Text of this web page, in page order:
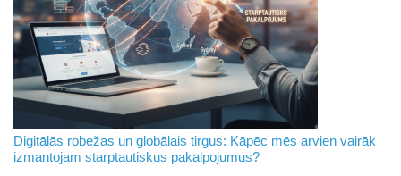
Digitālās robežas un globālais tirgus: Kāpēc mēs arvien vairāk
izmantojam starptautiskus pakalpojumus?